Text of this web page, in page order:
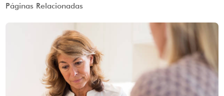
Páginas Relacionadas